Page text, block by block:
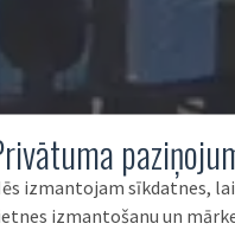
izmantojam sīkdatnes,
izmantošanu un